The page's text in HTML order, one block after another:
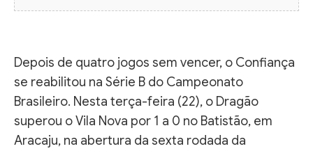
Depois de quatro jogos sem vencer, o Confiança
se reabilitou na Série B do Campeonato
Brasileiro. Nesta terça-feira (22), o Dragão
superou o Vila Nova por 1 a 0 no Batistão, em
Aracaju, na abertura da sexta rodada da